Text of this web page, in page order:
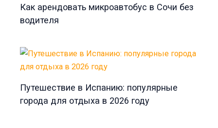
Как арендовать микроавтобус в Сочи без
водителя
Путешествие в Испанию: популярные
города для отдыха в 2026 году